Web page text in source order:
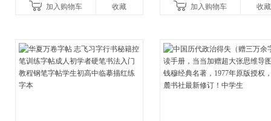
加入购物车
收藏
古代寓言安徒生童话学生阅
加入购物车 收藏